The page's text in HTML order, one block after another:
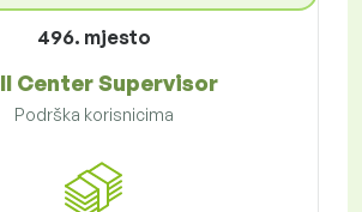
496. mjesto
Center Supervisor
Podrška korisnicima